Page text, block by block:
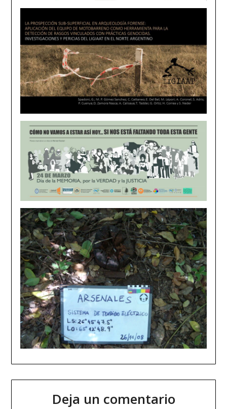
Deja un comentario